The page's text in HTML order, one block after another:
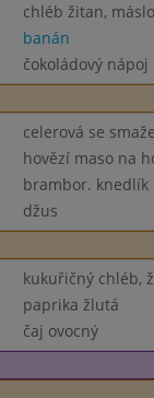
chléb žitan, máslo
banán
čokoládový nápoj
celerová se
hovězí maso na
brambor. knedlík
džus
kukuřičný chléb,
paprika žlutá
čaj ovocný